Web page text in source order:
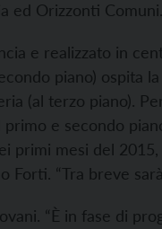
ed Orizzonti Comuni.
e realizzato in
piano) ospita
(al terzo piano).
e secondo
primi mesi del
Forti. “Tra breve
“È in fase di